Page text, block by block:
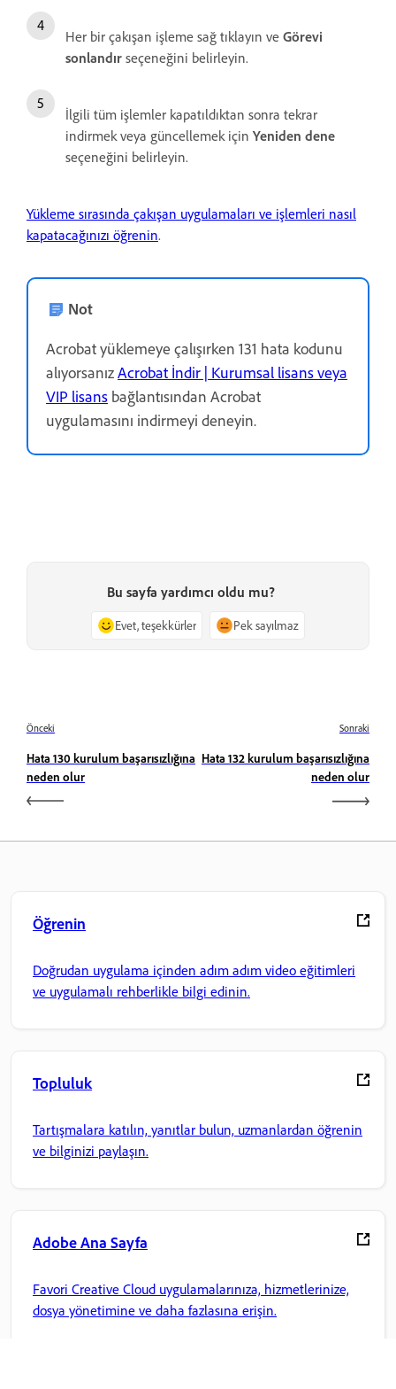
Her bir çakışan işleme sağ tıklayın ve Görevi
sonlandır seçeneğini belirleyin.
İlgili tüm işlemler kapatıldıktan sonra tekrar
indirmek veya güncellemek için Yeniden dene
seçeneğini belirleyin.
Yükleme sırasında çakışan uygulamaları ve işlemleri nasıl
kapatacağınızı öğrenin.
Not
Acrobat yüklemeye çalışırken 131 hata kodunu
alıyorsanızAcrobat İndir | Kurumsal lisans veya
VIP lisans bağlantısından Acrobat
uygulamasını indirmeyi deneyin.
Bu sayfa yardımcı oldu mu?
Evet, teşekkürler Pek sayılmaz
Önceki
Hata 130 kurulum başarısızlığına
neden olur
Sonraki
Hata 132 kurulum başarısızlığına
neden olur
Öğrenin
Doğrudan uygulama içinden adım adım video eğitimleri
ve uygulamalı rehberlikle bilgi edinin.
Topluluk
Tartışmalara katılın, yanıtlar bulun, uzmanlardan öğrenin
ve bilginizi paylaşın.
Adobe Ana Sayfa
Favori Creative Cloud uygulamalarınıza, hizmetlerinize,
dosya yönetimine ve daha fazlasına erişin.